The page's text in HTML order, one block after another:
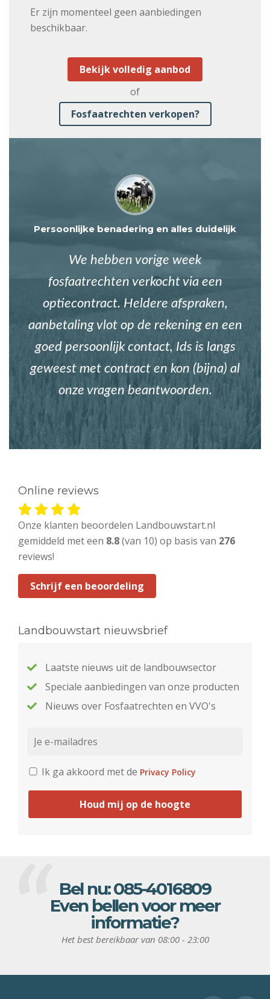
Er zijn momenteel geen aanbiedingen
beschikbaar.
Bekijk volledig aanbod
of
Fosfaatrechten verkopen?
Persoonlijke benadering en alles duidelijk
We hebben vorige week
fosfaatrechten verkocht via een
optiecontract. Heldere afspraken,
aanbetaling vlot op de rekening en een
goed persoonlijk contact, Ids is langs
geweest met contract en kon (bijna) al
onze vragen beantwoorden.
Online reviews
Onze klanten beoordelen Landbouwstart.nl
gemiddeld met een 8.8(van 10) op basis van 276
reviews!
Schrijf een beoordeling
Landbouwstart nieuwsbrief
Laatste nieuws uit de landbouwsector
Speciale aanbiedingen van onze producten
Nieuws over Fosfaatrechten en VVO's
Ik ga akkoord met de Privacy Policy
Houd mij op de hoogte
Bel nu:085-4016809
Even bellen voor meer
informatie?
Het best bereikbaar van 08:00 - 23:00